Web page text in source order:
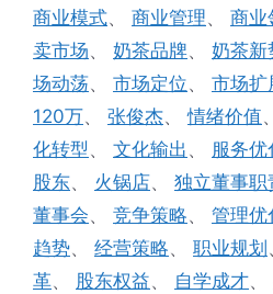
商业模式、 商业管理、 商业
卖市场、 奶茶品牌、 奶茶新
场动荡、 市场定位、 市场扩
120万、 张俊杰、情绪价值
化转型、 文化输出 、 服务优
股东、 火锅店、 独立董事职
董事会、 竞争策略、 管理优
趋势、 经营策略、 职业规划
革、 股东权益、 自学成才、